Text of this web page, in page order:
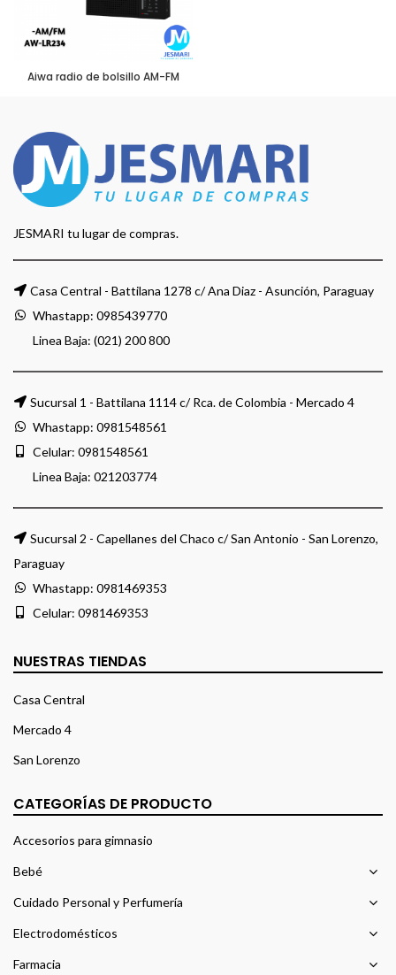
Aiwa radio de bolsillo AM-FM
JESMARI tu lugar de compras.
Casa Central - Battilana 1278 c/ Ana Diaz - Asunción, Paraguay
Whastapp: 0985439770
Linea Baja: (021) 200 800
Sucursal 1 - Battilana 1114 c/ Rca. de Colombia - Mercado 4
Whastapp: 0981548561
Celular: 0981548561
Linea Baja: 021203774
Sucursal 2 - Capellanes del Chaco c/ San Antonio - San Lorenzo,
Paraguay
Whastapp: 0981469353
Celular: 0981469353
NUESTRAS TIENDAS
Casa Central
Mercado 4
San Lorenzo
CATEGORÍAS DE PRODUCTO
Accesorios para gimnasio
Bebé
Cuidado Personal y Perfumería
Electrodomésticos
Farmacia